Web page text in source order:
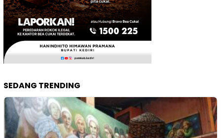
SEDANG TRENDING